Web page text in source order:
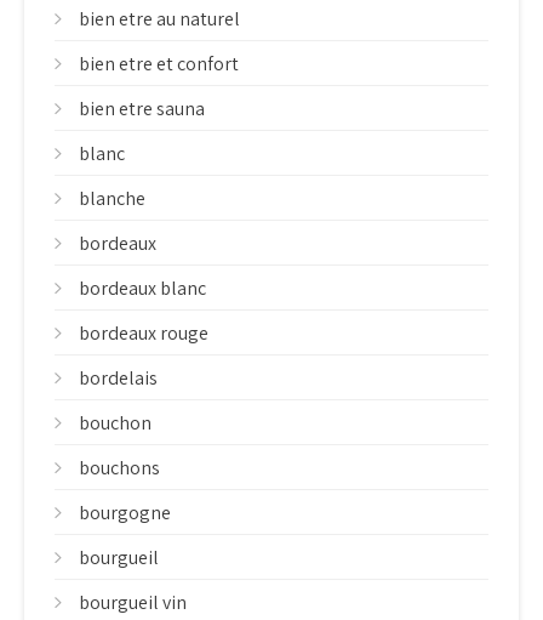
bien etre au naturel
bien etre et confort
bien etre sauna
blanc
blanche
bordeaux
bordeaux blanc
bordeaux rouge
bordelais
bouchon
bouchons
bourgogne
bourgueil
bourgueil vin